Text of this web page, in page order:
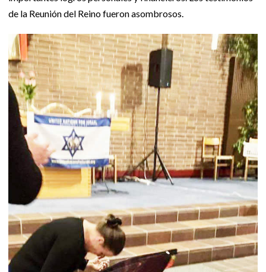
de la Reunión del Reino fueron asombrosos.